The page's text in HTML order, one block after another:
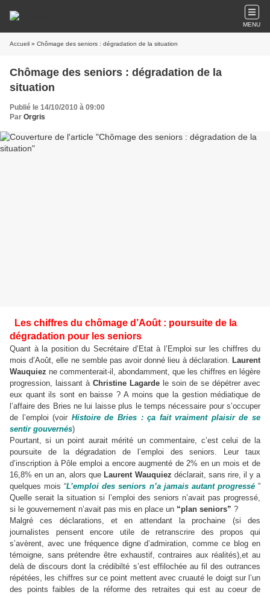
MENU
Accueil » Chômage des seniors : dégradation de la situation
Chômage des seniors : dégradation de la
situation
Publié le 14/10/2010 à 09:00
Par Orgris
Les chiffres du chômage d’Août : poursuite de la
dégradation pour les seniors
Quant à la position du Secrétaire d’Etat à l’Emploi sur les chiffres du
mois d’Août, elle ne semble pas avoir donné lieu à déclaration. Laurent
Wauquiez ne commenterait-il, abondamment, que les chiffres en légère
progression, laissant à Christine Lagarde le soin de se dépétrer avec
eux quant ils sont en baisse ? A moins que la gestion médiatique de
l’affaire des Bries ne lui laisse plus le temps nécessaire pour s’occuper
de l’emploi (voir Histoire de Bries : ça fait vraiment plaisir de se
sentir gouvernés)
Pourtant, si un point aurait mérité un commentaire, c’est celui de la
poursuite de la dégradation de l’emploi des seniors. Leur taux
d’inscription à Pôle emploi a encore augmenté de 2% en un mois et de
16,8% en un an, alors que Laurent Wauquiez déclarait, sans rire, il y a
quelques mois “L’emploi des seniors n’a jamais autant progressé”
Quelle serait la situation si l’emploi des seniors n’avait pas progressé,
si le gouvernement n’avait pas mis en place un “plan seniors” ?
Malgré ces déclarations, et en attendant la prochaine (si des
journalistes pensent encore utile de retranscrire des propos qui
s’avèrent, avec une fréquence digne d’admiration, comme ce blog en
témoigne, sans prétendre être exhaustif, contraires aux réalités),et au
delà de discours dont la crédibilté s’est effilochée au fil des outrances
répétées, les chiffres sur ce point mettent avec cruauté le doigt sur l’un
des points faibles de la réforme des retraites qui est au coeur de